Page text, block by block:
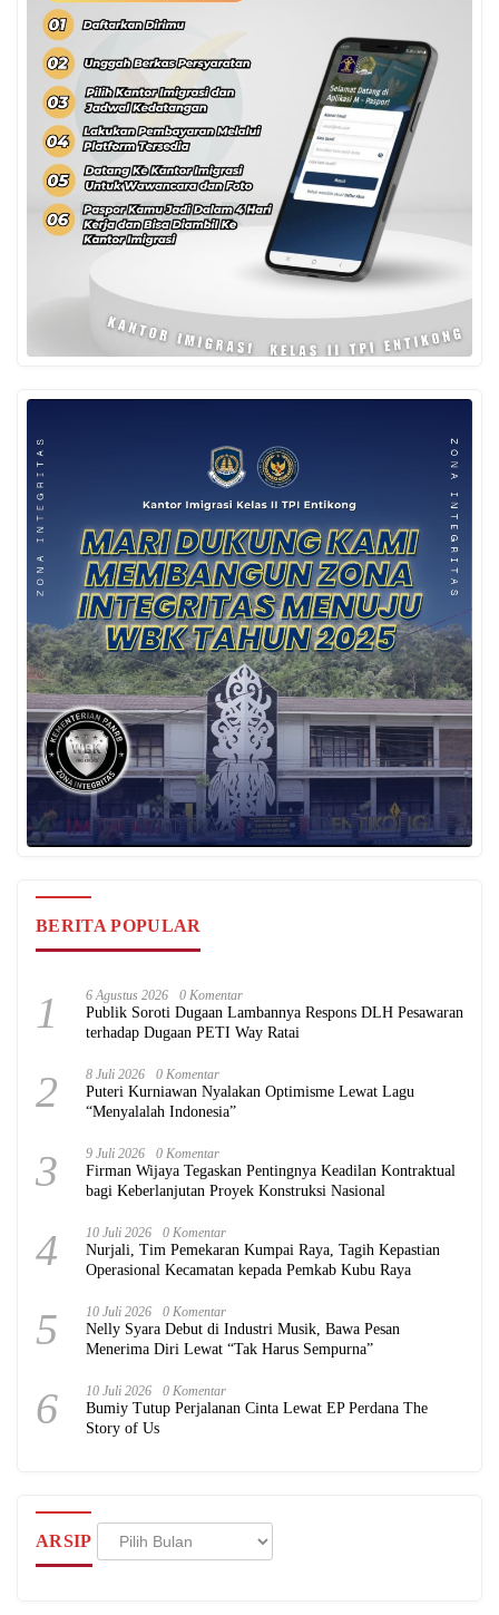
BERITA POPULAR
1 6 Agustus 2026 0 Komentar
Publik Soroti Dugaan Lambannya Respons DLH Pesawaran
terhadap Dugaan PETI Way Ratai
2 8 Juli 2026 0 Komentar
Puteri Kurniawan Nyalakan Optimisme Lewat Lagu
“Menyalalah Indonesia”
3 9 Juli 2026 0 Komentar
Firman Wijaya Tegaskan Pentingnya Keadilan Kontraktual
bagi Keberlanjutan Proyek Konstruksi Nasional
4 10 Juli 2026 0 Komentar
Nurjali, Tim Pemekaran Kumpai Raya, Tagih Kepastian
Operasional Kecamatan kepada Pemkab Kubu Raya
5 10 Juli 2026 0 Komentar
Nelly Syara Debut di Industri Musik, Bawa Pesan
Menerima Diri Lewat “Tak Harus Sempurna”
6 10 Juli 2026 0 Komentar
Bumiy Tutup Perjalanan Cinta Lewat EP Perdana The
Story of Us
ARSIP
Arsip